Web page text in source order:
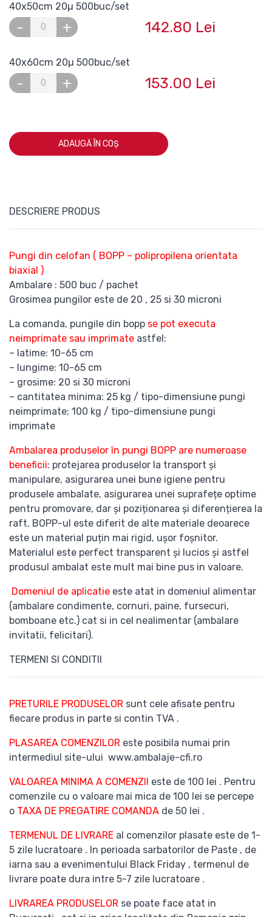
40x50cm 20µ 500buc/set
- + 142.80 Lei
40x60cm 20µ 500buc/set
- + 153.00 Lei
ADAUGĂ ÎN COȘ
DESCRIERE PRODUS
Pungi din celofan ( BOPP – polipropilena orientata
biaxial )
Ambalare : 500 buc / pachet
Grosimea pungilor este de 20 , 25 si 30 microni
La comanda, pungile din bopp se pot executa
neimprimate sau imprimate astfel:
– latime: 10-65 cm
– lungime: 10-65 cm
– grosime: 20 si 30 microni
– cantitatea minima: 25 kg / tipo-dimensiune pungi
neimprimate; 100 kg / tipo-dimensiune pungi
imprimate
Ambalarea produselor în pungi BOPP are numeroase
beneficii: protejarea produselor la transport și
manipulare, asigurarea unei bune igiene pentru
produsele ambalate, asigurarea unei suprafețe optime
pentru promovare, dar și poziționarea și diferențierea la
raft. BOPP-ul este diferit de alte materiale deoarece
este un material puțin mai rigid, ușor foșnitor.
Materialul este perfect transparent și lucios și astfel
produsul ambalat este mult mai bine pus in valoare.
Domeniul de aplicatie este atat in domeniul alimentar
(ambalare condimente, cornuri, paine, fursecuri,
bomboane etc.) cat si in cel nealimentar (ambalare
invitatii, felicitari).
TERMENI SI CONDITII
PRETURILE PRODUSELOR sunt cele afisate pentru
fiecare produs in parte si contin TVA .
PLASAREA COMENZILOR este posibila numai prin
intermediul site-ului www.ambalaje-cfi.ro
VALOAREA MINIMA A COMENZII este de 100 lei . Pentru
comenzile cu o valoare mai mica de 100 lei se percepe
o TAXA DE PREGATIRE COMANDA de 50 lei .
TERMENUL DE LIVRARE al comenzilor plasate este de 1-
5 zile lucratoare . In perioada sarbatorilor de Paste , de
iarna sau a evenimentului Black Friday , termenul de
livrare poate dura intre 5-7 zile lucratoare .
LIVRAREA PRODUSELOR se poate face atat in